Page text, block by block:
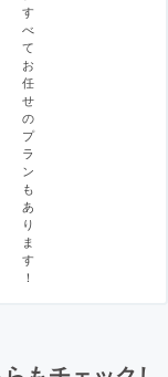
す
べ
て
お
任
せ
の
プ
ラ
ン
も
あ
り
ま
す
！